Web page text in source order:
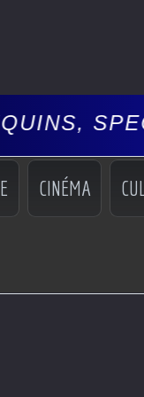
CINÉMA